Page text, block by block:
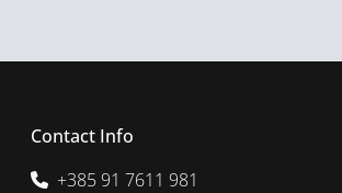
Contact Info
+385 91 7611 981